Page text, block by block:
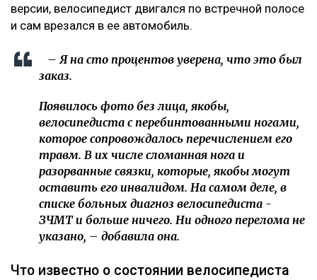
версии, велосипедист двигался по встречной полосе
и сам врезался в ее автомобиль.
– Я на сто процентов уверена, что это был
заказ.
Появилось фото без лица, якобы,
велосипедиста с перебинтованными ногами,
которое сопровождалось перечислением его
травм. В их числе сломанная нога и
разорванные связки, которые, якобы могут
оставить его инвалидом. На самом деле, в
списке больных диагноз велосипедиста -
ЗЧМТ и больше ничего. Ни одного перелома не
указано, – добавила она.
Что известно о состоянии велосипедиста